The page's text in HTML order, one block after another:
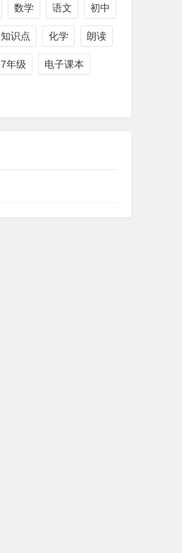
数学 语文 初中
知识点 化学 朗读
7年级 电子课本